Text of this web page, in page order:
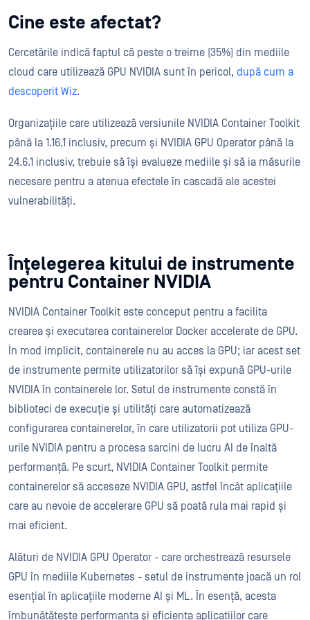
Cine este afectat?
Cercetările indică faptul că peste o treime (35%) din mediile
cloud care utilizează GPU NVIDIA sunt în pericol, după cum a
descoperit Wiz.
Organizațiile care utilizează versiunile NVIDIA Container Toolkit
până la 1.16.1 inclusiv, precum și NVIDIA GPU Operator până la
24.6.1 inclusiv, trebuie să își evalueze mediile și să ia măsurile
necesare pentru a atenua efectele în cascadă ale acestei
vulnerabilități.
Înțelegerea kitului de instrumente
pentru Container NVIDIA
NVIDIA Container Toolkit este conceput pentru a facilita
crearea și executarea containerelor Docker accelerate de GPU.
În mod implicit, containerele nu au acces la GPU; iar acest set
de instrumente permite utilizatorilor să își expună GPU-urile
NVIDIA în containerele lor. Setul de instrumente constă în
biblioteci de execuție și utilități care automatizează
configurarea containerelor, în care utilizatorii pot utiliza GPU-
urile NVIDIA pentru a procesa sarcini de lucru AI de înaltă
performanță. Pe scurt, NVIDIA Container Toolkit permite
containerelor să acceseze NVIDIA GPU, astfel încât aplicațiile
care au nevoie de accelerare GPU să poată rula mai rapid și
mai eficient.
Alături de NVIDIA GPU Operator - care orchestrează resursele
GPU în mediile Kubernetes - setul de instrumente joacă un rol
esențial în aplicațiile moderne AI și ML. În esență, acesta
îmbunătățește performanța și eficiența aplicațiilor care